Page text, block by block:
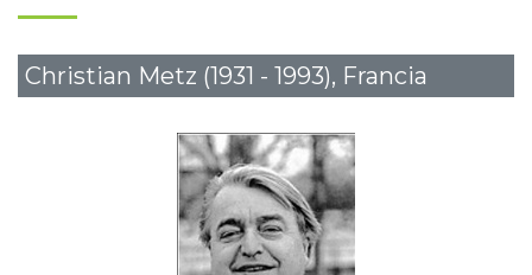
Christian Metz (1931 - 1993), Francia